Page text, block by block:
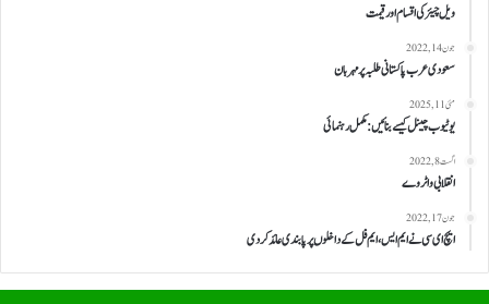
ویل چیئر کی اقسام اور قیمت
جون 14, 2022
سعودی عرب پاکستانی طلبہ پر مہربان
مئی 11, 2025
یوٹیوب چینل کیسے بنائیں: مکمل رہنمائی
اگست 8, 2022
انقلابی واٹر وے
جون 17, 2022
ایچ ای سی نے ایم ایس، ایم فل کے داخلوں پر پابندی عائد کر دی